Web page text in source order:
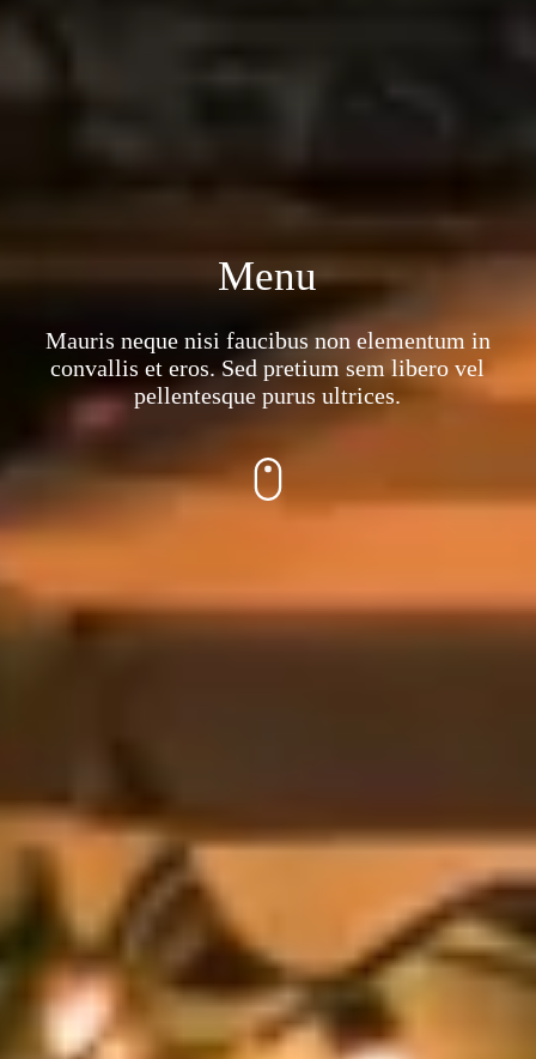
Menu
Mauris neque nisi faucibus non elementum in
convallis et eros. Sed pretium sem libero vel
pellentesque purus ultrices.